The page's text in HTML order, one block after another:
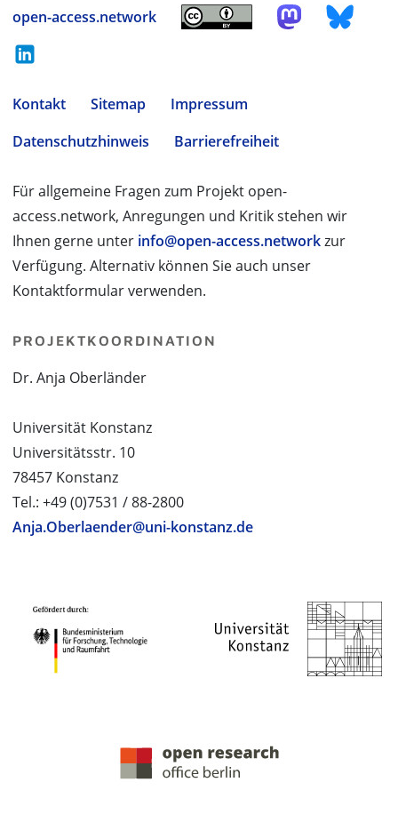
open-access.network
Kontakt Sitemap
Impressum
Datenschutzhinweis
Barrierefreiheit
Für allgemeine Fragen zum Projekt open-
access.network, Anregungen und Kritik stehen wir
Ihnen gerne unter info@open-access.networkzur
Verfügung. Alternativ können Sie auch unser
Kontaktformular verwenden.
PROJEKTKOORDINATION
Dr. Anja Oberländer
Universität Konstanz
Universitätsstr. 10
78457 Konstanz
Tel.: +49 (0)7531 / 88-2800
Anja.Oberlaender@uni-konstanz.de